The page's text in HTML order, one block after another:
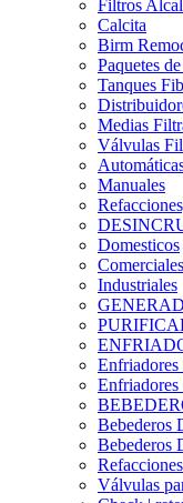
Filtros
Calcita
Birm
Paquetes
Tanques
Medias
Válvulas
Manuales
Domesticos
Comerciales
Industriales
Enfriadores
Enfriadores
Bebederos
Bebederos
Válvulas